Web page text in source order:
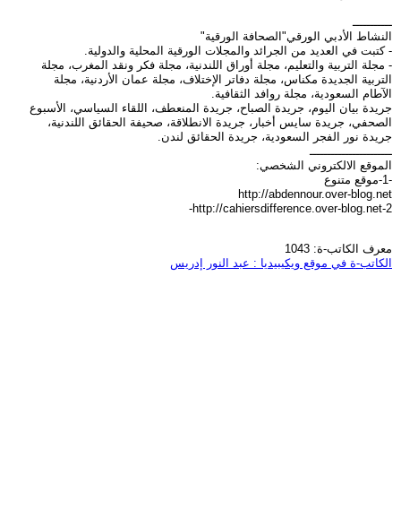
ـــــــــــ
النشاط الأدبي الورقي"الصحافة الورقية"
- كتبت في العديد من الجرائد والمجلات الورقية المحلية والدولية.
- مجلة التربية والتعليم، مجلة أوراق اللندنية، مجلة فكر ونقد المغرب، مجلة
التربية الجديدة مكناس، مجلة دفاتر الإختلاف، مجلة عمان الأردنية، مجلة
الآطام السعودية، مجلة روافد الثقافية.
جريدة بيان اليوم، جريدة الصباح، جريدة المنعطف، اللقاء السياسي، الأسبوع
الصحفي، جريدة سايس أخبار، جريدة الانطلاقة، صحيفة الحقائق اللندنية،
جريدة نور الفجر السعودية، جريدة الحقائق لندن.
ـــــــــــــــــــــــ
الموقع الالكتروني الشخصي:
-1-موقع متنوع
http://abdennour.over-blog.net
http://cahiersdifference.over-blog.net-2-
معرف الكاتب-ة: 1043
الكاتب-ة في موقع ويكيبيديا : عبد النور إدريس